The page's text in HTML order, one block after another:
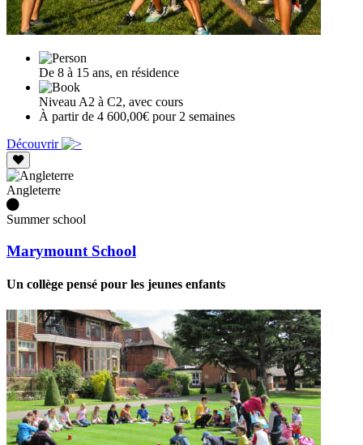
De 8 à 15 ans, en résidence
Niveau A2 à C2, avec cours
À partir de 4 600,00€ pour 2 semaines
Découvrir
Angleterre
Summer school
Marymount School
Un collège pensé pour les jeunes enfants